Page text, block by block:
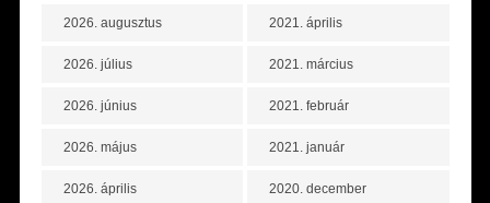
2026. augusztus
2026. július
2026. június
2026. május
2026. április
2021. április
2021. március
2021. február
2021. január
2020. december